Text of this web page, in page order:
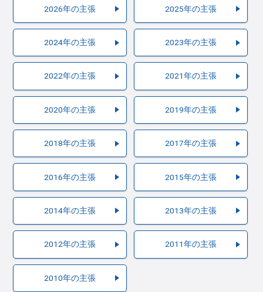
2026年の主張 2025年の主張
2024年の主張 2023年の主張
2022年の主張 2021年の主張
2020年の主張 2019年の主張
2018年の主張 2017年の主張
2016年の主張 2015年の主張
2014年の主張 2013年の主張
2012年の主張 2011年の主張
2010年の主張